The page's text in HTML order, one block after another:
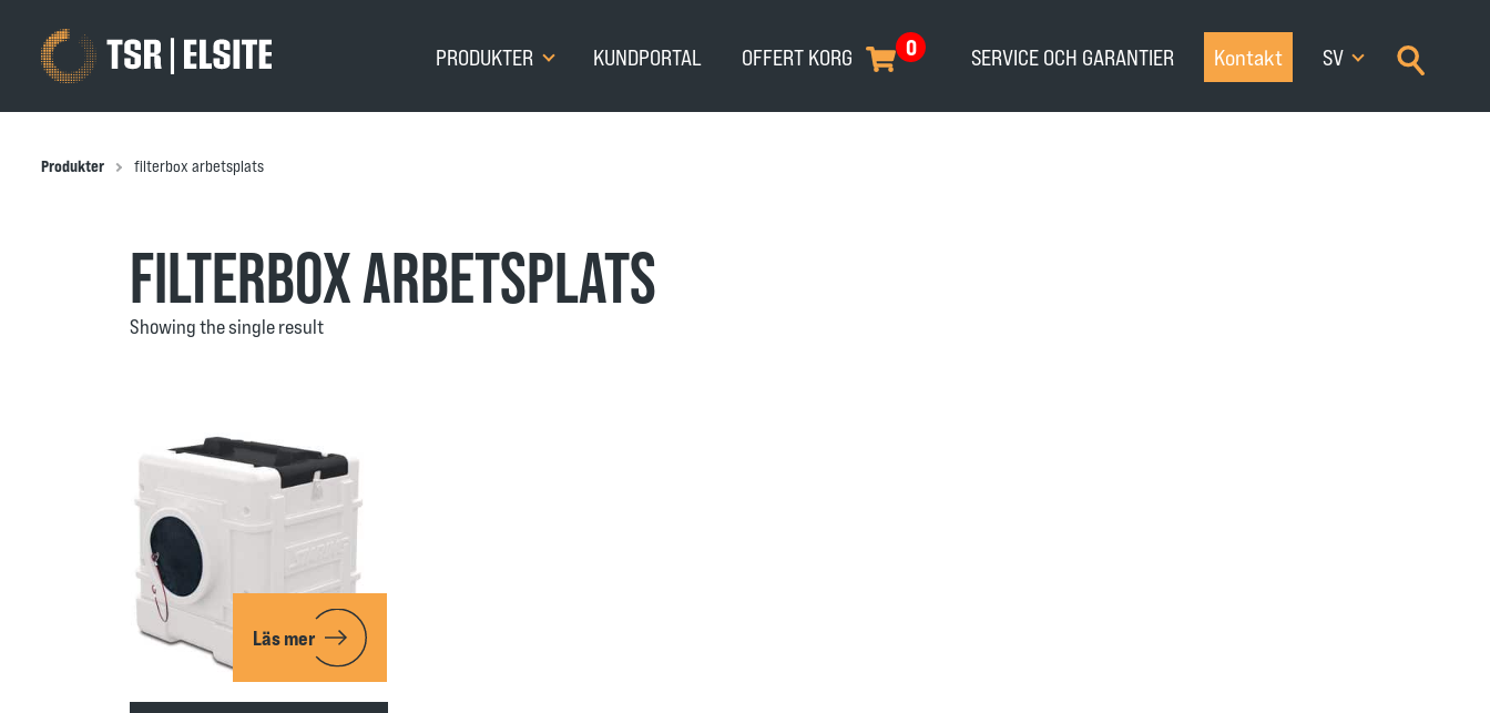
PRODUKTER KUNDPORTAL 0
OFFERT KORG SERVICE OCH GARANTIER Kontakt SV
Produkter filterbox arbetsplats
FILTERBOX ARBETSPLATS
Showing the single result
Läs mer